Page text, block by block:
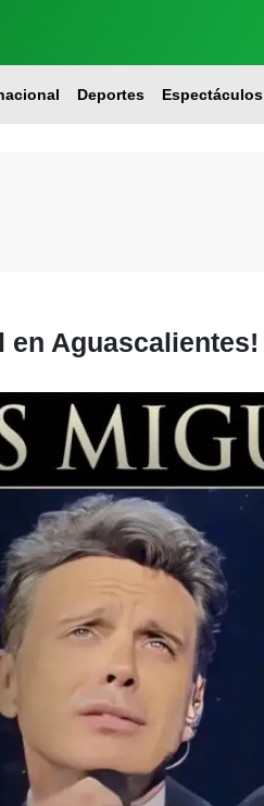
Deportes Espectáculos
en Aguascalientes!